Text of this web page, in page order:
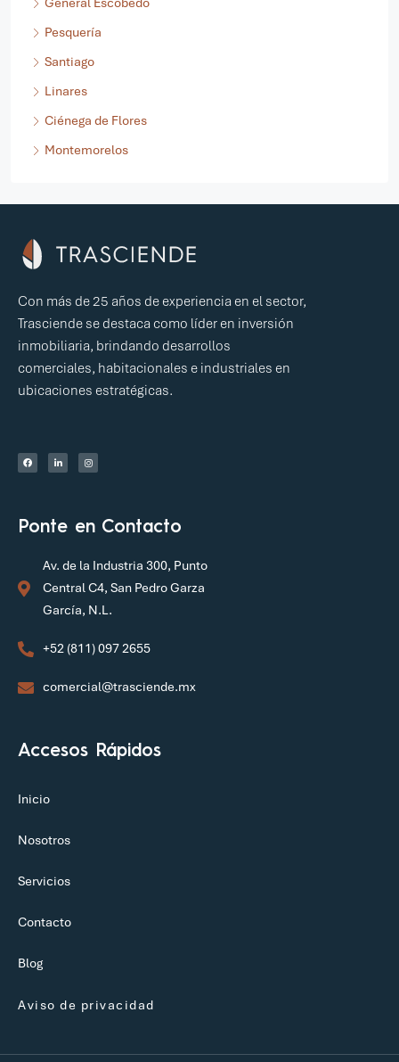
General Escobedo
Pesquería
Santiago
Linares
Ciénega de Flores
Con más de 25 años de experiencia en el sector,
Trasciende se destaca como líder en inversión
inmobiliaria, brindando desarrollos
comerciales, habitacionales e industriales en
Av. de la Industria 300, Punto
Central C4, San Pedro Garza